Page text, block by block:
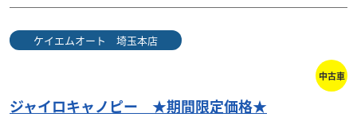
ケイエムオート 埼玉本店
中古車
ジャイロキャノピー ★期間限定価格★